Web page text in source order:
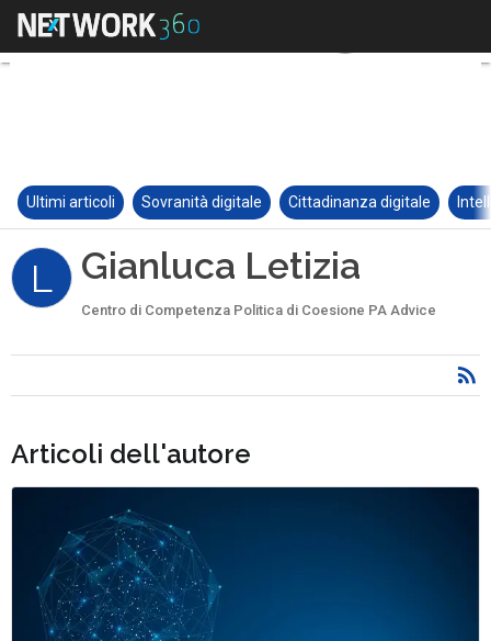
Ultimi articoli Sovranità digitale Cittadinanza digitale
L Gianluca Letizia
Centro di Competenza Politica di Coesione PA Advice
Articoli dell'autore